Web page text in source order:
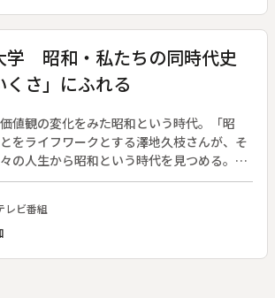
吉水神社書院、吉野水分神社社殿、役行者
蔵王権現立像（如意輪寺）
学 昭和・私たちの同時代史
さ」にふれる
値観の変化をみた昭和という時代。「昭
をライフワークとする澤地久枝さんが、そ
の人生から昭和という時代を見つめる。
日～６月２０日放送、全１２回）◆第８回
調べ語り直した”戦争”について考える。
レビ番組